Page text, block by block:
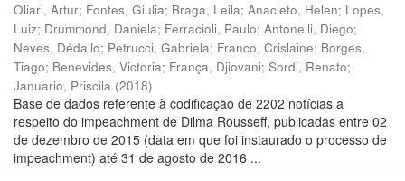
Oliari, Artur; Fontes, Giulia; Braga, Leila; Anacleto, Helen; Lopes,
Luiz; Drummond, Daniela; Ferracioli, Paulo; Antonelli, Diego;
Neves, Dédallo; Petrucci, Gabriela; Franco, Crislaine; Borges,
Tiago; Benevides, Victoria; França, Djiovani; Sordi, Renato;
Januario, Priscila (2018)
Base de dados referente à codificação de 2202 notícias a
respeito do impeachment de Dilma Rousseff, publicadas entre 02
de dezembro de 2015 (data em que foi instaurado o processo de
impeachment) até 31 de agosto de 2016 ...